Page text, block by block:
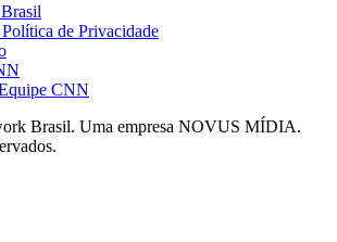
de Privacidade
CNN
Brasil. Uma empresa NOVUS MÍDIA.